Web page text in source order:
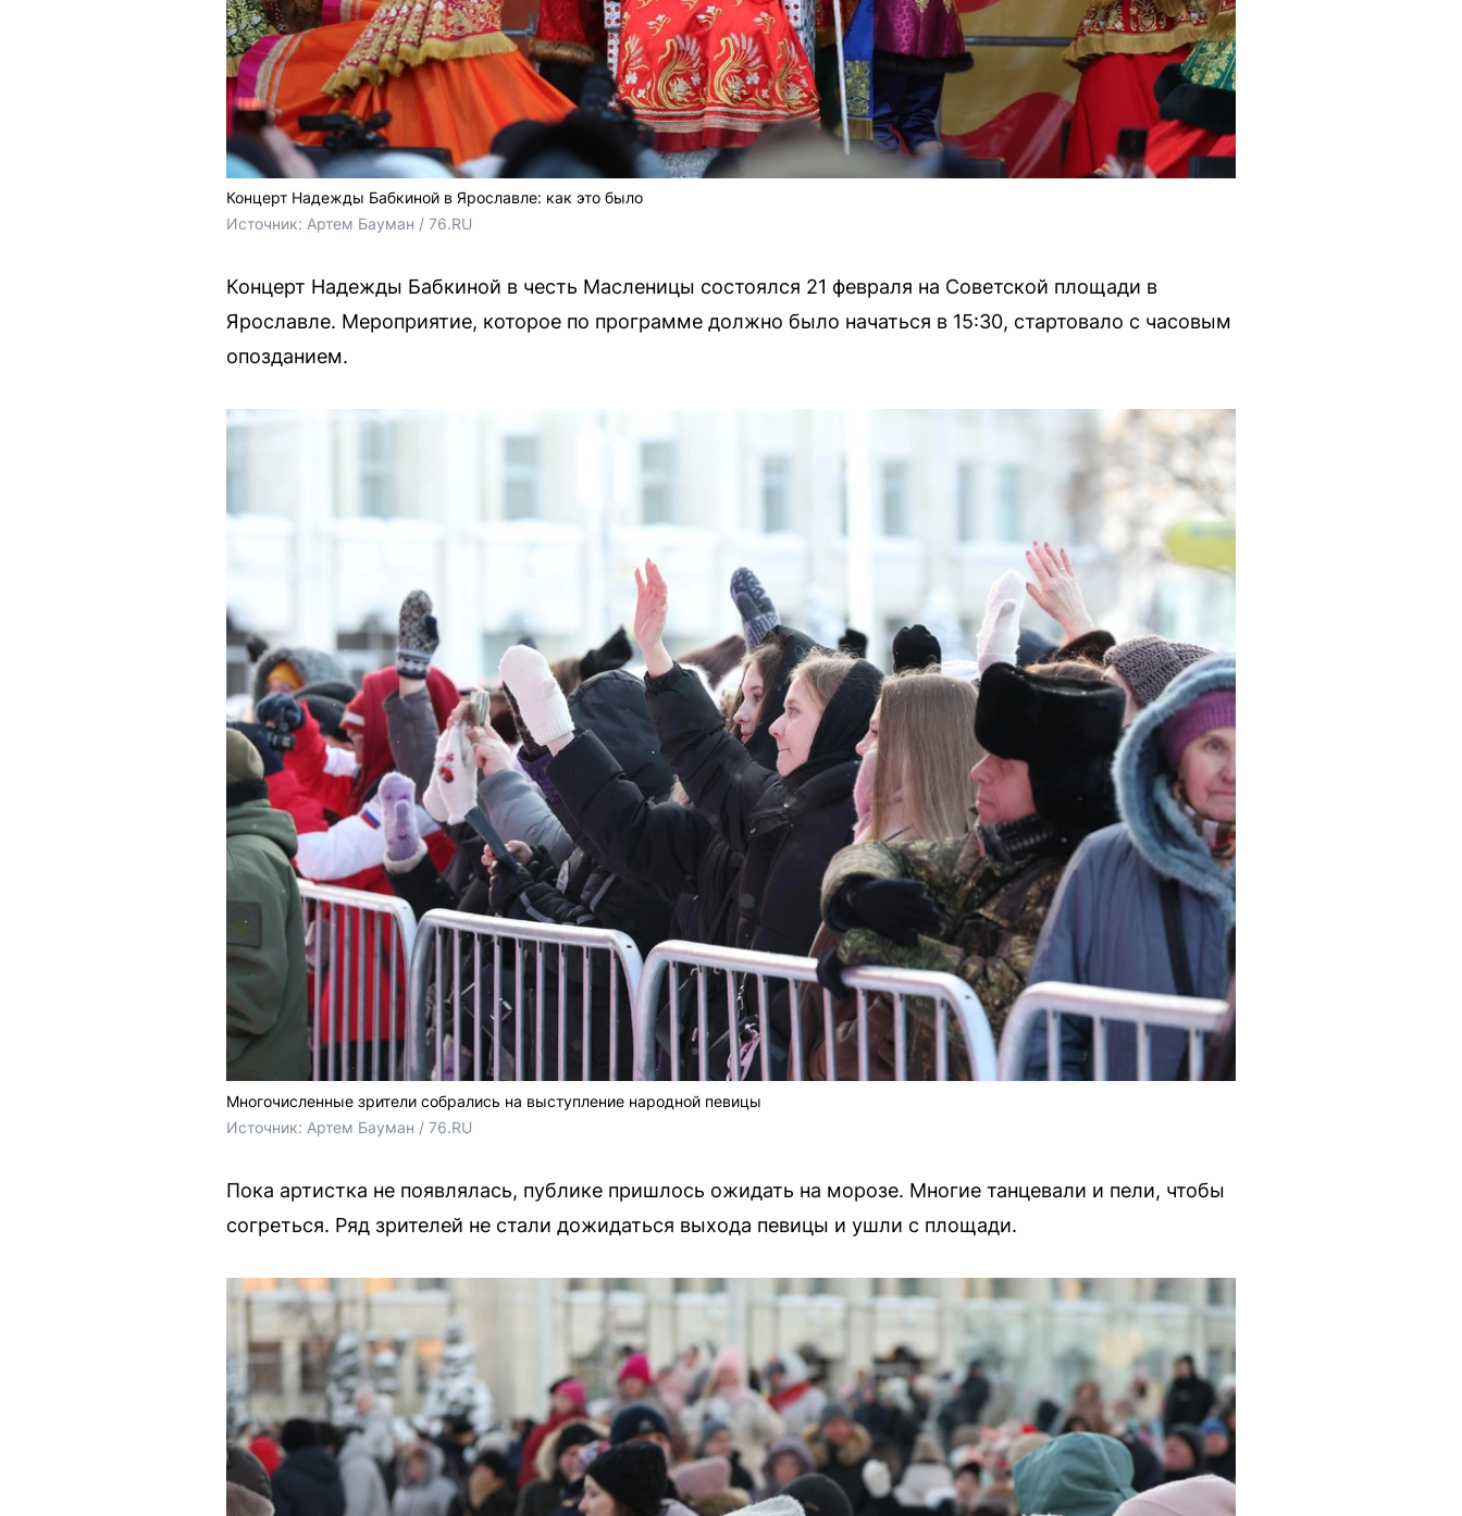
Концерт Надежды Бабкиной в Ярославле: как это было
Источник: Артем Бауман / 76.RU
Концерт Надежды Бабкиной в честь Масленицы состоялся 21 февраля на Советской площади в
Ярославле. Мероприятие, которое по программе должно было начаться в 15:30, стартовало с часовым
опозданием.
Многочисленные зрители собрались на выступление народной певицы
Источник: Артем Бауман / 76.RU
Пока артистка не появлялась, публике пришлось ожидать на морозе. Многие танцевали и пели, чтобы
согреться. Ряд зрителей не стали дожидаться выхода певицы и ушли с площади.